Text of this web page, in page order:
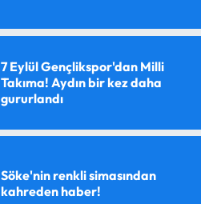
7 Eylül Gençlikspor'dan Milli
Takıma! Aydın bir kez daha
gururlandı
Söke'nin renkli simasından
kahreden haber!